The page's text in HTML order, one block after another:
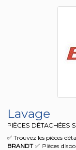
Lavage
PIÈCES DÉTACHÉES
✅ Trouvez les pièces
BRANDT ✅ Pièces